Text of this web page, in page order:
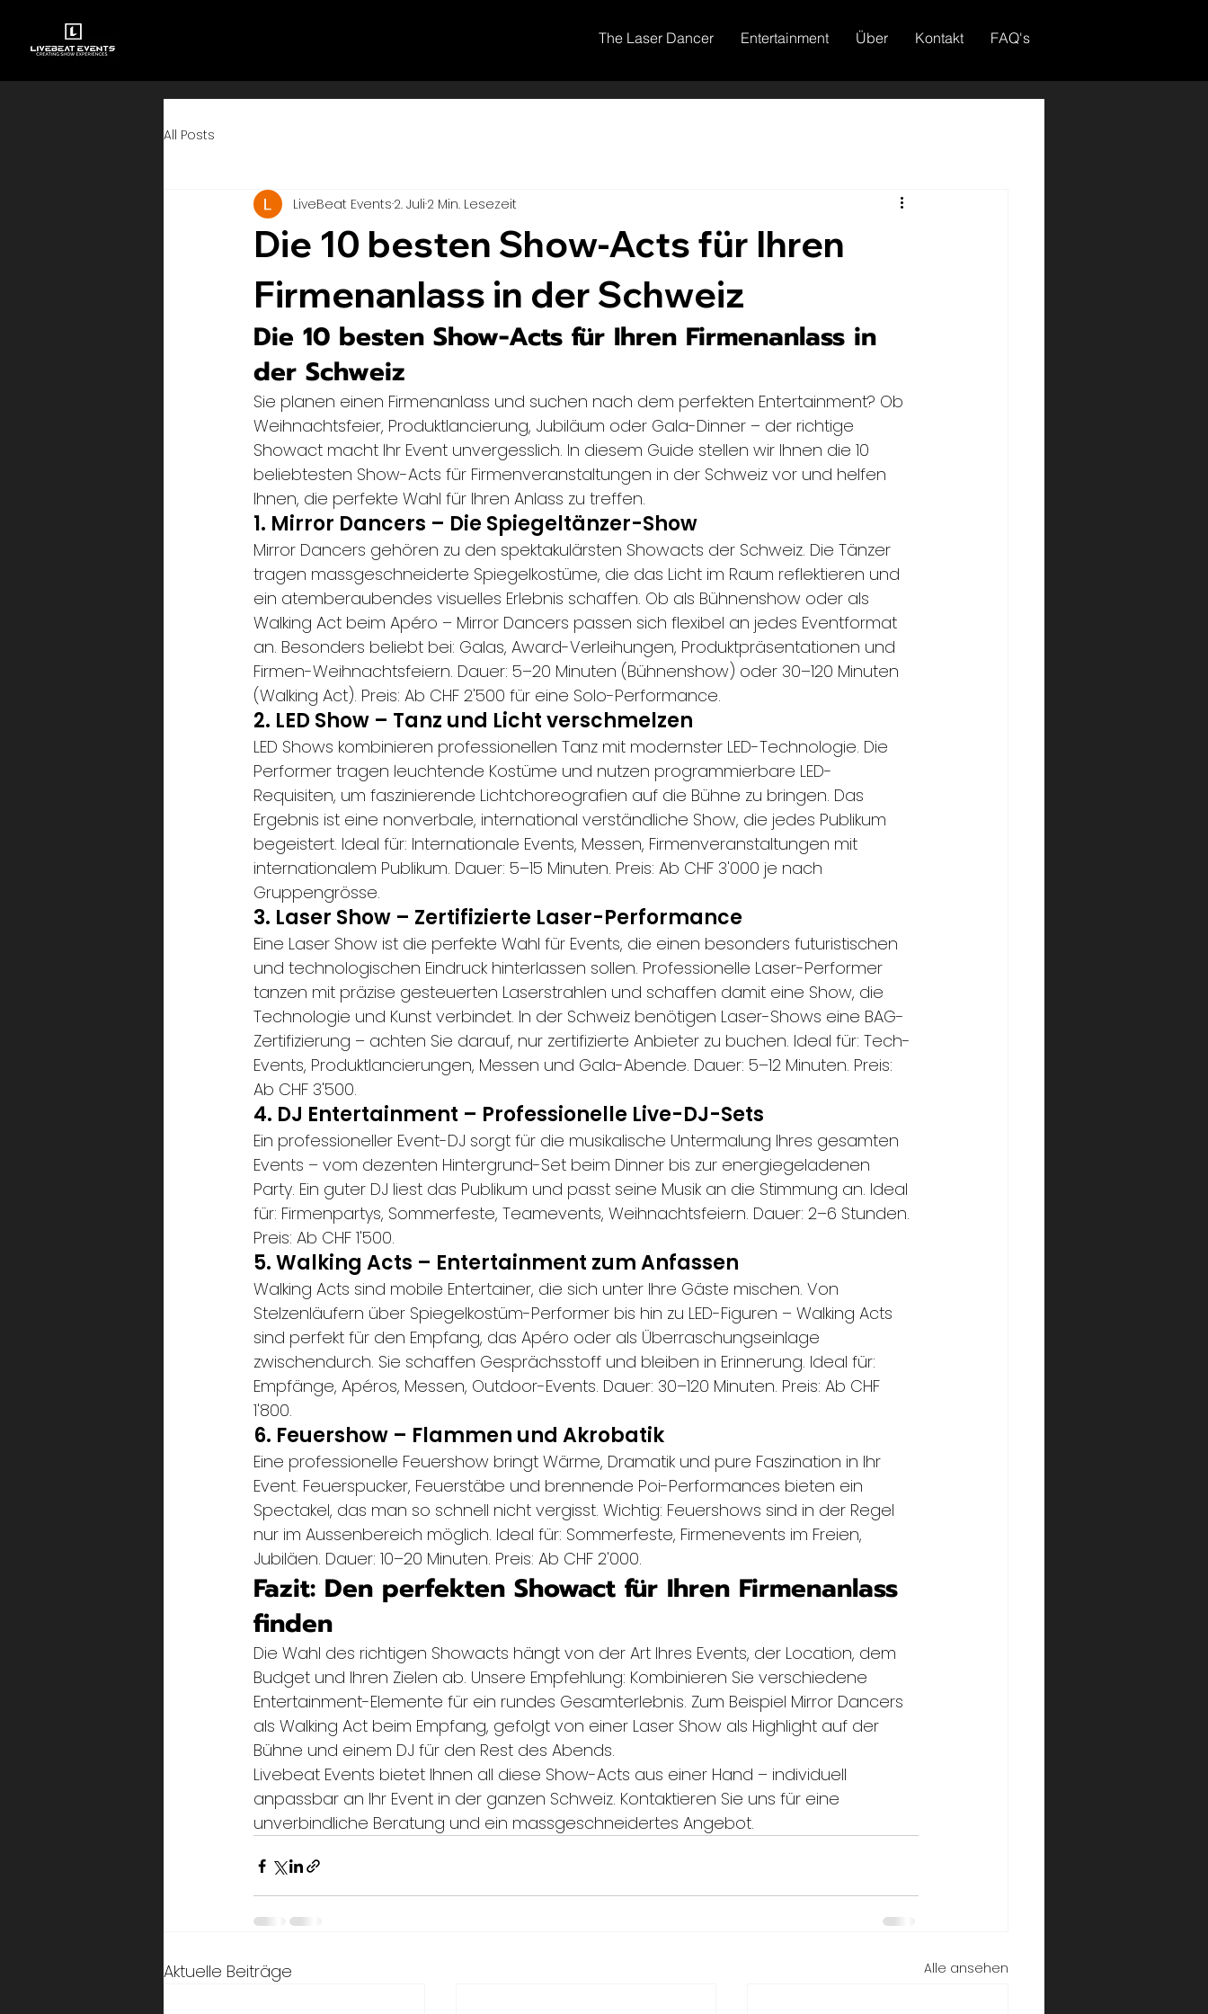
The Laser Dancer Entertainment Über Kontakt FAQ's
All Posts
Die 10 besten Show-Acts für Ihren
Firmenanlass in der Schweiz
LiveBeat Events 2. Juli 2 Min. Lesezeit
Die 10 besten Show-Acts für Ihren Firmenanlass in
der Schweiz
Sie planen einen Firmenanlass und suchen nach dem perfekten Entertainment? Ob
Weihnachtsfeier, Produktlancierung, Jubiläum oder Gala-Dinner – der richtige
Showact macht Ihr Event unvergesslich. In diesem Guide stellen wir Ihnen die 10
beliebtesten Show-Acts für Firmenveranstaltungen in der Schweiz vor und helfen
Ihnen, die perfekte Wahl für Ihren Anlass zu treffen.
1. Mirror Dancers – Die Spiegeltänzer-Show
Mirror Dancers gehören zu den spektakulärsten Showacts der Schweiz. Die Tänzer
tragen massgeschneiderte Spiegelkostüme, die das Licht im Raum reflektieren und
ein atemberaubendes visuelles Erlebnis schaffen. Ob als Bühnenshow oder als
Walking Act beim Apéro – Mirror Dancers passen sich flexibel an jedes Eventformat
an. Besonders beliebt bei: Galas, Award-Verleihungen, Produktpräsentationen und
Firmen-Weihnachtsfeiern. Dauer: 5–20 Minuten (Bühnenshow) oder 30–120 Minuten
(Walking Act). Preis: Ab CHF 2'500 für eine Solo-Performance.
2. LED Show – Tanz und Licht verschmelzen
LED Shows kombinieren professionellen Tanz mit modernster LED-Technologie. Die
Performer tragen leuchtende Kostüme und nutzen programmierbare LED-
Requisiten, um faszinierende Lichtchoreografien auf die Bühne zu bringen. Das
Ergebnis ist eine nonverbale, international verständliche Show, die jedes Publikum
begeistert. Ideal für: Internationale Events, Messen, Firmenveranstaltungen mit
internationalem Publikum. Dauer: 5–15 Minuten. Preis: Ab CHF 3'000 je nach
Gruppengrösse.
3. Laser Show – Zertifizierte Laser-Performance
Eine Laser Show ist die perfekte Wahl für Events, die einen besonders futuristischen
und technologischen Eindruck hinterlassen sollen. Professionelle Laser-Performer
tanzen mit präzise gesteuerten Laserstrahlen und schaffen damit eine Show, die
Technologie und Kunst verbindet. In der Schweiz benötigen Laser-Shows eine BAG-
Zertifizierung – achten Sie darauf, nur zertifizierte Anbieter zu buchen. Ideal für: Tech-
Events, Produktlancierungen, Messen und Gala-Abende. Dauer: 5–12 Minuten. Preis:
Ab CHF 3'500.
4. DJ Entertainment – Professionelle Live-DJ-Sets
Ein professioneller Event-DJ sorgt für die musikalische Untermalung Ihres gesamten
Events – vom dezenten Hintergrund-Set beim Dinner bis zur energiegeladenen
Party. Ein guter DJ liest das Publikum und passt seine Musik an die Stimmung an. Ideal
für: Firmenpartys, Sommerfeste, Teamevents, Weihnachtsfeiern. Dauer: 2–6 Stunden.
Preis: Ab CHF 1'500.
5. Walking Acts – Entertainment zum Anfassen
Walking Acts sind mobile Entertainer, die sich unter Ihre Gäste mischen. Von
Stelzenläufern über Spiegelkostüm-Performer bis hin zu LED-Figuren – Walking Acts
sind perfekt für den Empfang, das Apéro oder als Überraschungseinlage
zwischendurch. Sie schaffen Gesprächsstoff und bleiben in Erinnerung. Ideal für:
Empfänge, Apéros, Messen, Outdoor-Events. Dauer: 30–120 Minuten. Preis: Ab CHF
1'800.
6. Feuershow – Flammen und Akrobatik
Eine professionelle Feuershow bringt Wärme, Dramatik und pure Faszination in Ihr
Event. Feuerspucker, Feuerstäbe und brennende Poi-Performances bieten ein
Spectakel, das man so schnell nicht vergisst. Wichtig: Feuershows sind in der Regel
nur im Aussenbereich möglich. Ideal für: Sommerfeste, Firmenevents im Freien,
Jubiläen. Dauer: 10–20 Minuten. Preis: Ab CHF 2'000.
Fazit: Den perfekten Showact für Ihren Firmenanlass
finden
Die Wahl des richtigen Showacts hängt von der Art Ihres Events, der Location, dem
Budget und Ihren Zielen ab. Unsere Empfehlung: Kombinieren Sie verschiedene
Entertainment-Elemente für ein rundes Gesamterlebnis. Zum Beispiel Mirror Dancers
als Walking Act beim Empfang, gefolgt von einer Laser Show als Highlight auf der
Bühne und einem DJ für den Rest des Abends.
Livebeat Events bietet Ihnen all diese Show-Acts aus einer Hand – individuell
anpassbar an Ihr Event in der ganzen Schweiz. Kontaktieren Sie uns für eine
unverbindliche Beratung und ein massgeschneidertes Angebot.
Aktuelle Beiträge Alle ansehen